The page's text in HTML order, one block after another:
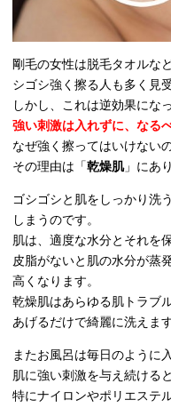
剛毛の女性は脱毛タオルな
シゴシ強く擦る人も多く見
しかし、これは逆効果にな
強い刺激は入れずに、なる
なぜ強く擦ってはいけない
その理由は「乾燥肌」にあ
ゴシゴシと肌をしっかり洗
しまうのです。
肌は、適度な水分とそれを
皮脂がないと肌の水分が蒸
高くなります。
乾燥肌はあらゆる肌トラブ
あげるだけで綺麗に洗えます
またお風呂は毎日のように
肌に強い刺激を与え続ける
特にナイロンやポリエステ